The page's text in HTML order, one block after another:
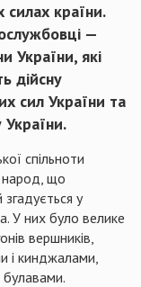
силах країни.
—
України, які
дійсну
сил України та
України.
спільноти
народ, що
у
У них було велике
вершників,
і кинджалами,
булавами.